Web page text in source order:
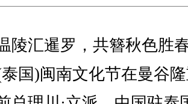
汇暹罗，共簪秋色胜
泰国)闽南文化节在曼谷